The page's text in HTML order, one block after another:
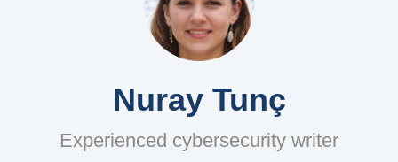
Nuray Tunç
Experienced cybersecurity writer